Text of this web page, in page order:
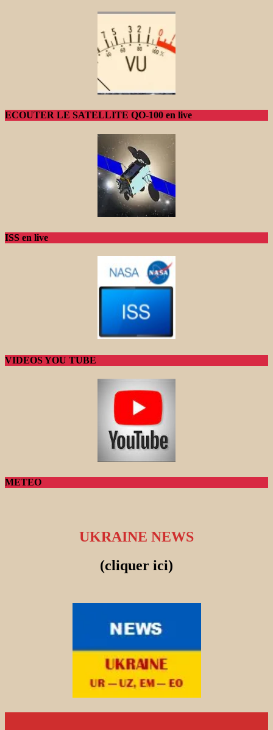
ECOUTER LE SATELLITE QO-100 en live
ISS en live
VIDEOS YOU TUBE
METEO
UKRAINE NEWS
(cliquer ici)